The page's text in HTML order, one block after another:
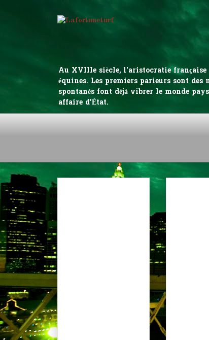
Au XVIIIe siècle, l'aristocratie française
équines. Les premiers parieurs sont des
spontanés font déjà vibrer le monde
affaire d'État.